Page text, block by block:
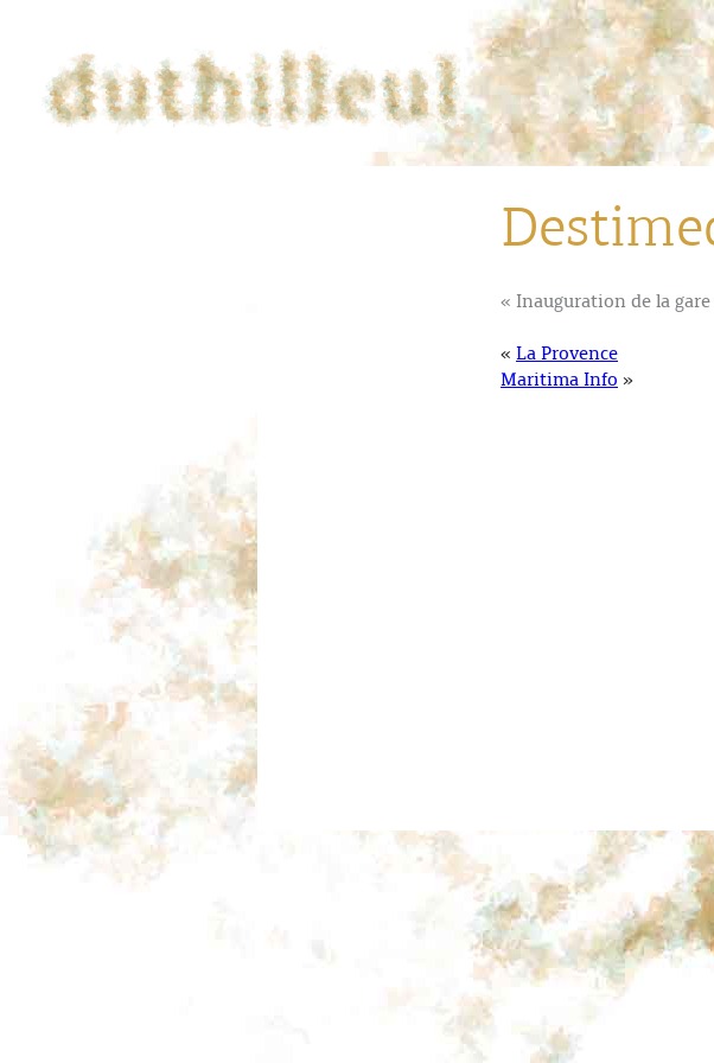
« Inauguration de la gare
« La Provence
Maritima Info »